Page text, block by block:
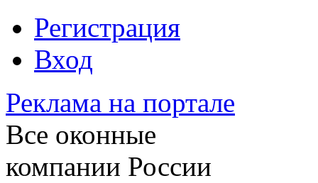
Регистрация
Вход
Реклама на портале
Все оконные
компании России